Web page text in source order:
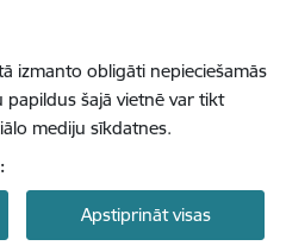
izmanto obligāti nepieciešamās
šajā vietnē var tikt
mediju sīkdatnes.
Apstiprināt visas